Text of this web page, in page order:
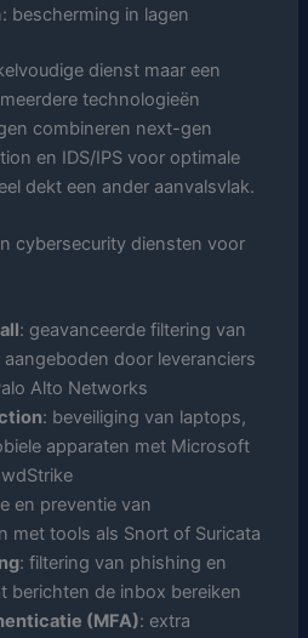
bescherming in lagen
dienst maar een
technologieën
combineren next-gen
en IDS/IPS voor optimale
dekt een ander aanvalsvlak.
cybersecurity diensten voor
: geavanceerde filtering van
door leveranciers
Alto Networks
: beveiliging van laptops,
apparaten met Microsoft
en preventie van
met tools als Snort of Suricata
: filtering van phishing en
berichten de inbox bereiken
(MFA): extra